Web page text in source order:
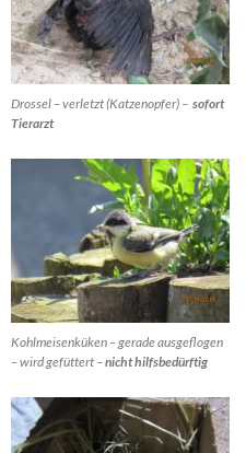
Drossel – verletzt (Katzenopfer) – sofort
Tierarzt
Kohlmeisenküken – gerade ausgeflogen
– wird gefüttert –nicht hilfsbedürftig